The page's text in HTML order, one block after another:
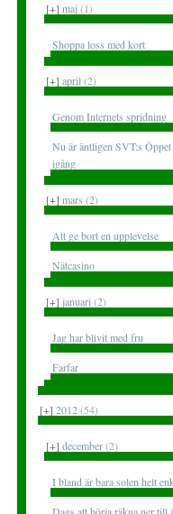
[+] maj(1)
Shoppa loss med kort
[+] april (2)
Genom Internets spridning
Nu är äntligen SVT:s
igång
[+] mars (2)
Att ge bort en upplevelse
Nätcasino
[+] januari (2)
Jag har blivit med fru
Farfar
[+] 2012(54)
[+] december(2)
I bland är bara solen helt